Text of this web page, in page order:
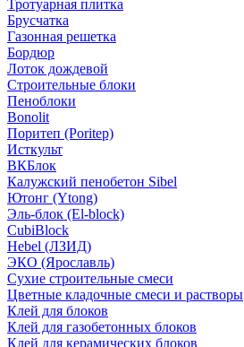
Тротуарная плитка
Брусчатка
Газонная решетка
Бордюр
Лоток дождевой
Строительные блоки
Пеноблоки
Bonolit
Поритеп (Poritep)
Исткульт
ВКБлок
Калужский пенобетон Sibel
Ютонг (Ytong)
Эль-блок (El-block)
CubiBlock
Hebel (ЛЗИД)
ЭКО (Ярославль)
Сухие строительные смеси
Цветные кладочные смеси и растворы
Клей для блоков
Клей для газобетонных блоков
Клей для керамических блоков